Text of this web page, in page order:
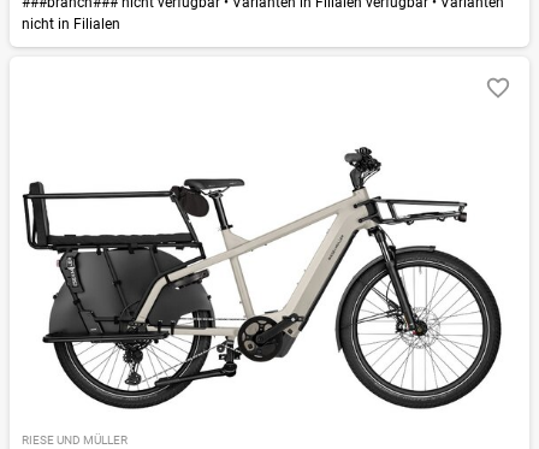
nicht in Filialen
RIESE UND MÜLLER